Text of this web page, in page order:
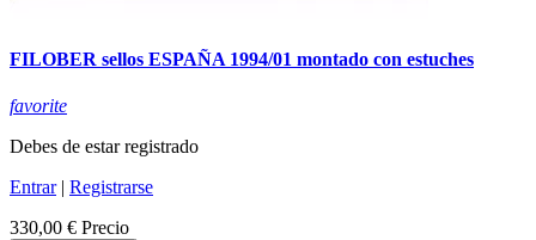
FILOBER sellos ESPAÑA 1994/01 montado con estuches
favorite
Debes de estar registrado
Entrar| Registrarse
330,00 € Precio